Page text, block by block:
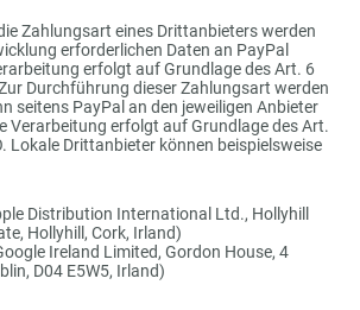
Zahlungsart eines Drittanbieters werden
erforderlichen Daten an PayPal
erfolgt auf Grundlage des Art. 6
Durchführung dieser Zahlungsart werden
seitens PayPal an den jeweiligen Anbieter
Verarbeitung erfolgt auf Grundlage des Art.
Lokale Drittanbieter können beispielsweise
Distribution International Ltd., Hollyhill
Hollyhill, Cork, Irland)
Ireland Limited, Gordon House, 4
D04 E5W5, Irland)